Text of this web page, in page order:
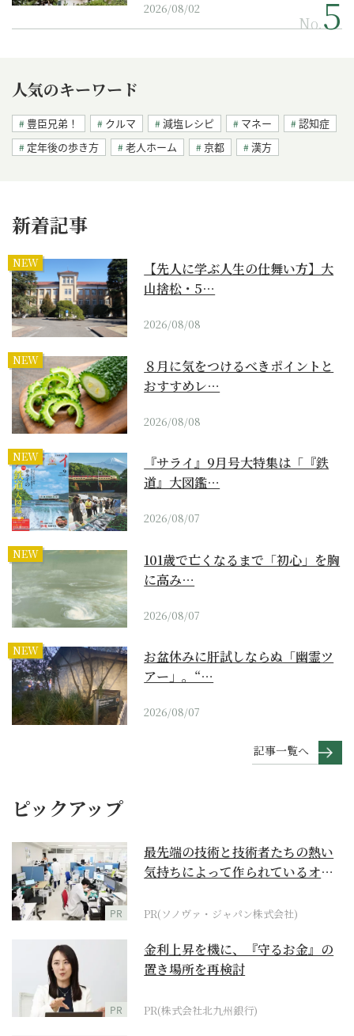
2026/08/02
No.
人気のキーワード
豊臣兄弟！ クルマ 減塩レシピ マネー
認知症
定年後の歩き方
老人ホーム 京都 漢方
新着記事
NEW
【先人に学ぶ人生の仕舞い方】大
山捨松・5…
2026/08/08
NEW
８月に気をつけるべきポイントと
おすすめレ…
2026/08/08
NEW
『サライ』9月号大特集は「『鉄
道』大図鑑…
2026/08/07
NEW
101歳で亡くなるまで「初心」を胸
に高み…
2026/08/07
NEW
お盆休みに肝試しならぬ「幽霊ツ
アー」。“…
2026/08/07
記事一覧へ
ピックアップ
PR
最先端の技術と技術者たちの熱い
気持ちによって作られているオー
PR(ソノヴァ・ジャパン株式会社)
PR
金利上昇を機に、『守るお金』の
置き場所を再検討
PR(株式会社北九州銀行)